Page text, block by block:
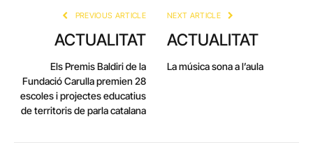
PREVIOUS ARTICLE
ACTUALITAT
Els Premis Baldiri de la
Fundació Carulla premien 28
escoles i projectes educatius
de territoris de parla catalana
NEXT ARTICLE
ACTUALITAT
La música sona a l’aula